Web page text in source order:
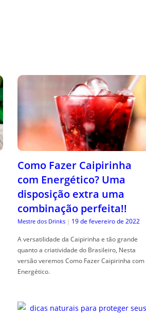
Como Fazer Caipirinha
com Energético? Uma
disposição extra uma
combinação perfeita!!
Mestre dos Drinks | 19 de fevereiro de 2022
A versatilidade da Caipirinha e tão grande
quanto a criatividade do Brasileiro, Nesta
versão veremos Como Fazer Caipirinha com
Energético.